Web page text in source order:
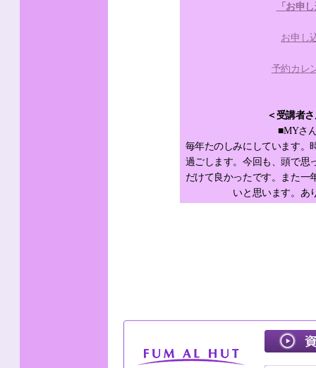
「お申
お申し
予約カレ
＜受講者
■MYさ
毎年たのしみにしています。
過ごします。今回も、頭で思
だけて良かったです。また一
いと思います。あ